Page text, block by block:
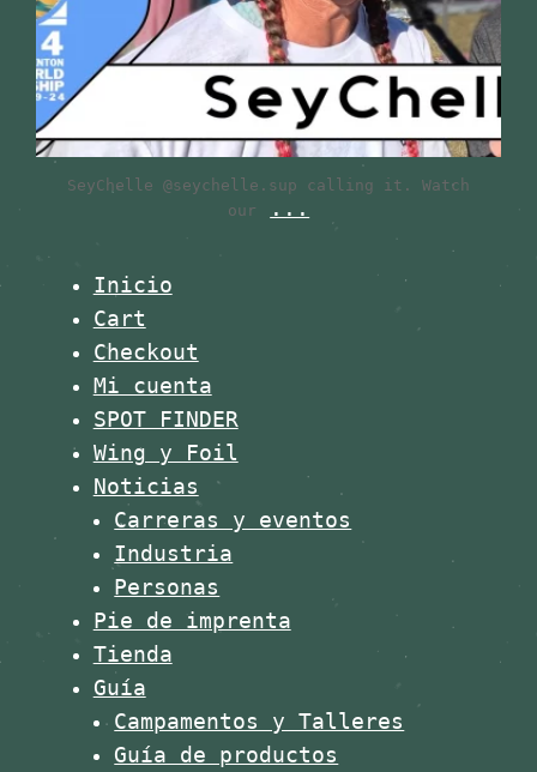
SeyChelle @seychelle.sup calling it. Watch
our
...
Inicio
Cart
Checkout
Mi cuenta
SPOT FINDER
Wing y Foil
Noticias
Carreras y eventos
Industria
Personas
Pie de imprenta
Tienda
Guía
Campamentos y Talleres
Guía de productos